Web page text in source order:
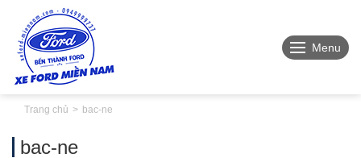
Menu
Trang chủ bac-ne
bac-ne